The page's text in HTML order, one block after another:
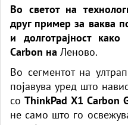
Во светот на
друг пример за ваква
и долготрајност
Carbon на Леново.
Во сегментот на
појавува уред што
соThinkPad X1 Carbon
не само што го